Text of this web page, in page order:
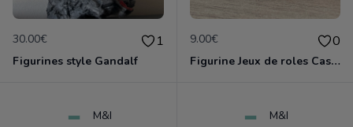
30.00€ 1
Figurines style Gandalf
9.00€ 0
Figurine Jeux de roles Cast'n Play
M&I M&I